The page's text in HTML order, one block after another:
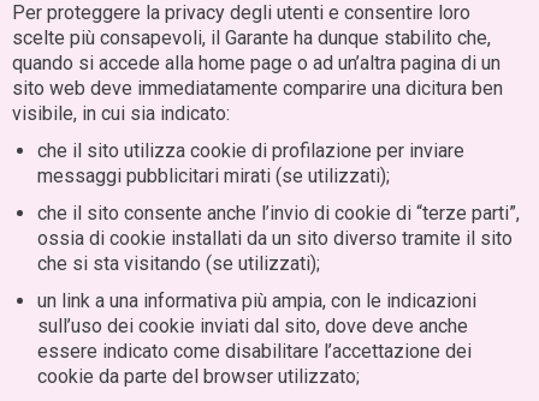
Per proteggere la privacy degli utenti e consentire loro
scelte più consapevoli, il Garante ha dunque stabilito che,
quando si accede alla home page o ad un’altra pagina di un
sito web deve immediatamente comparire una dicitura ben
visibile, in cui sia indicato:
che il sito utilizza cookie di profilazione per inviare
messaggi pubblicitari mirati (se utilizzati);
che il sito consente anche l’invio di cookie di “terze parti”,
ossia di cookie installati da un sito diverso tramite il sito
che si sta visitando (se utilizzati);
un link a una informativa più ampia, con le indicazioni
sull’uso dei cookie inviati dal sito, dove deve anche
essere indicato come disabilitare l’accettazione dei
cookie da parte del browser utilizzato;